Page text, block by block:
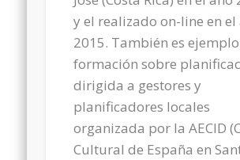
y el realizado on-line en el
2015. También es
formación sobre
dirigida a gestores y
planificadores locales
organizada por la AECID
Cultural de España en